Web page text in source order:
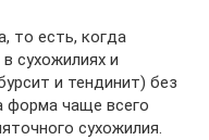
то есть, когда
сухожилиях и
и тендинит) без
форма чаще всего
сухожилия.